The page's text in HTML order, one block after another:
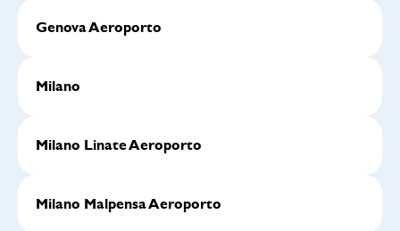
Genova Aeroporto
Milano
Milano Linate Aeroporto
Milano Malpensa Aeroporto